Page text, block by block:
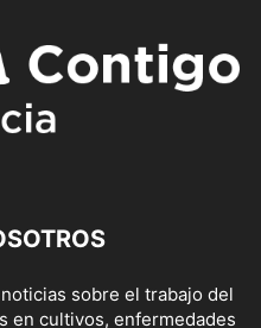
sobre el trabajo del
en cultivos, enfermedades